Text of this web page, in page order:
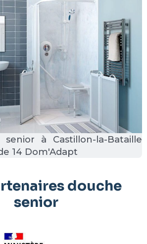
à Castillon-la-Bataille
14 Dom'Adapt
douche
senior